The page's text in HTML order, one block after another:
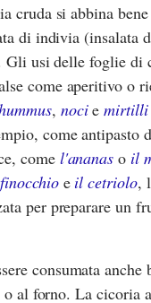
cruda si abbina
di indivia (insalata
Gli usi delle foglie di
come aperitivo o
, nociemirtilli
come antipasto
come l'ananas o il
e il cetriolo,
per preparare un
consumata
al forno. La cicoria